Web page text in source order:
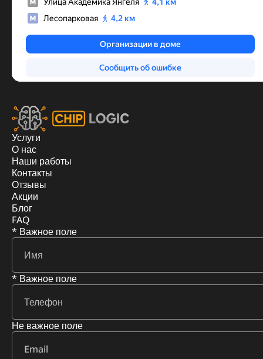
Услуги
О нас
Наши работы
Контакты
Отзывы
Акции
Блог
FAQ
* Важное поле
* Важное поле
Не важное поле